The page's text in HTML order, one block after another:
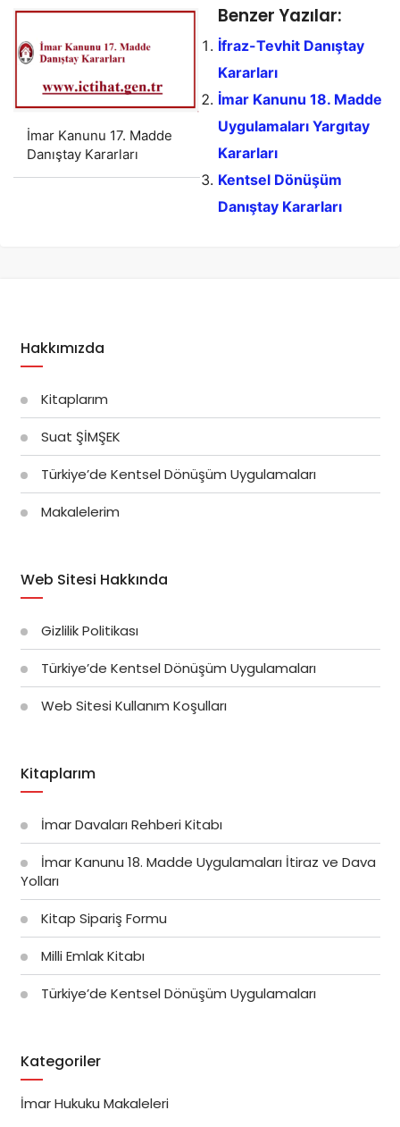
İmar Kanunu 17. Madde
Danıştay Kararları
Benzer Yazılar:
İfraz-Tevhit Danıştay
Kararları
İmar Kanunu 18. Madde
Uygulamaları Yargıtay
Kararları
Kentsel Dönüşüm
Danıştay Kararları
Hakkımızda
Kitaplarım
Suat ŞİMŞEK
Türkiye’de Kentsel Dönüşüm Uygulamaları
Makalelerim
Web Sitesi Hakkında
Gizlilik Politikası
Türkiye’de Kentsel Dönüşüm Uygulamaları
Web Sitesi Kullanım Koşulları
Kitaplarım
İmar Davaları Rehberi Kitabı
İmar Kanunu 18. Madde Uygulamaları İtiraz ve Dava
Yolları
Kitap Sipariş Formu
Milli Emlak Kitabı
Türkiye’de Kentsel Dönüşüm Uygulamaları
Kategoriler
İmar Hukuku Makaleleri